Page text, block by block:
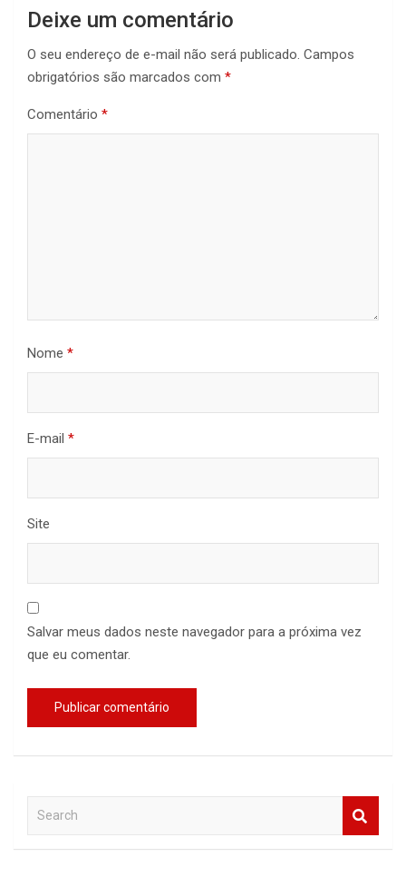
Deixe um comentário
O seu endereço de e-mail não será publicado. Campos
obrigatórios são marcados com *
Comentário *
Nome *
E-mail *
Site
Salvar meus dados neste navegador para a próxima vez
que eu comentar.
a